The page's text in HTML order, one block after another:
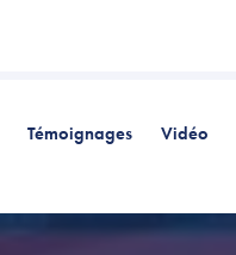
Témoignages Vidéo